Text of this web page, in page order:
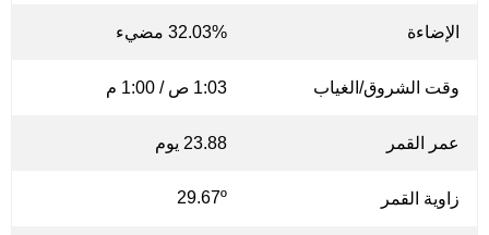
الإضاءة 32.03% مضيء
وقت الشروق/الغياب 1:03 ص / 1:00 م
عمر القمر 23.88 يوم
زاوية القمر 29.67º